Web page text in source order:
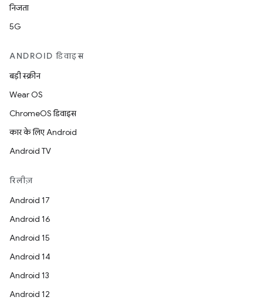
निजता
5G
ANDROID डिवाइस
बड़ी स्क्रीन
Wear OS
ChromeOS डिवाइस
कार के लिए Android
Android TV
रिलीज़
Android 17
Android 16
Android 15
Android 14
Android 13
Android 12